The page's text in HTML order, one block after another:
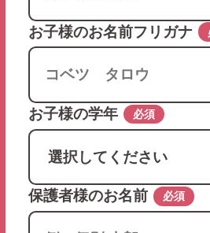
お子様のお名前フリガナ
お子様の学年 必須
保護者様のお名前 必須